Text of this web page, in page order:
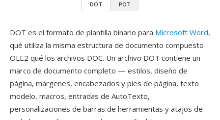
DOT POT
DOT es el formato de plantilla binario para Microsoft Word,
qué utiliza la misma estructura de documento compuesto
OLE2 qué los archivos DOC. Un archivo DOT contiene un
marco de documento completo — estilos, diseño de
página, margenes, encabezados y pies de página, texto
modelo, macros, entradas de AutoTexto,
personalizaciones de barras de herramientas y atajos de